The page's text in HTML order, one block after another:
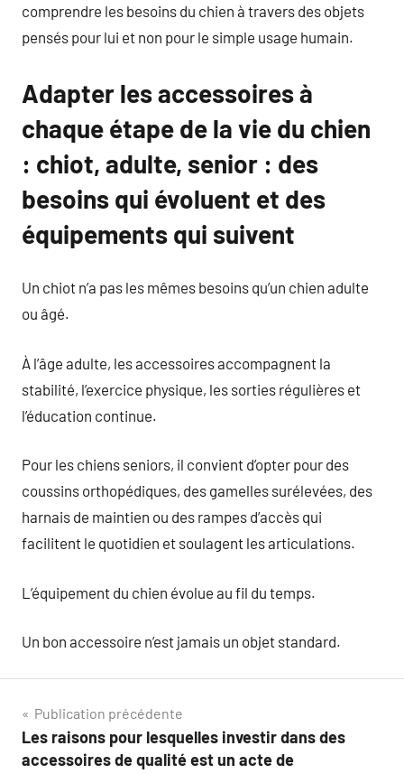
comprendre les besoins du chien à travers des objets
pensés pour lui et non pour le simple usage humain.
Adapter les accessoires à
chaque étape de la vie du chien
: chiot, adulte, senior : des
besoins qui évoluent et des
équipements qui suivent
Un chiot n’a pas les mêmes besoins qu’un chien adulte
ou âgé.
À l’âge adulte, les accessoires accompagnent la
stabilité, l’exercice physique, les sorties régulières et
l’éducation continue.
Pour les chiens seniors, il convient d’opter pour des
coussins orthopédiques, des gamelles surélevées, des
harnais de maintien ou des rampes d’accès qui
facilitent le quotidien et soulagent les articulations.
L’équipement du chien évolue au fil du temps.
Un bon accessoire n’est jamais un objet standard.
Navigation
de
Publication précédente
Les raisons pour lesquelles investir dans des
accessoires de qualité est un acte de